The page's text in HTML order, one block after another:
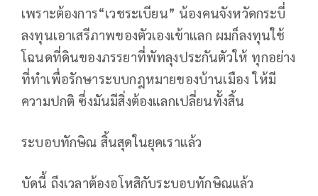
เพราะต้องการ“เวชระเบียน” น้องคนจังหวัดกระบี่
ลงทุนเอาเสรีภาพของตัวเองเข้าแลก ผมก็ลงทุนใช้
โฉนดที่ดินของภรรยาที่พัทลุงประกันตัวให้ ทุกอย่าง
ที่ทำเพื่อรักษาระบบกฎหมายของบ้านเมือง ให้มี
ความปกติ ซึ่งมันมีสิ่งต้องแลกเปลี่ยนทั้งสิ้น
ระบอบทักษิณ สิ้นสุดในยุคเราแล้ว
บัดนี้ ถึงเวลาต้องอโหสิกับระบอบทักษิณแล้ว